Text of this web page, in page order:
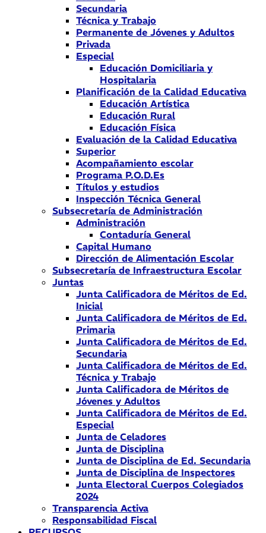
Secundaria
Técnica y Trabajo
Permanente de Jóvenes y Adultos
Privada
Especial
Educación Domiciliaria y
Hospitalaria
Planificación de la Calidad Educativa
Educación Artística
Educación Rural
Educación Física
Evaluación de la Calidad Educativa
Superior
Acompañamiento escolar
Programa P.O.D.Es
Títulos y estudios
Inspección Técnica General
Subsecretaría de Administración
Administración
Contaduría General
Capital Humano
Dirección de Alimentación Escolar
Subsecretaría de Infraestructura Escolar
Juntas
Junta Calificadora de Méritos de Ed.
Inicial
Junta Calificadora de Méritos de Ed.
Primaria
Junta Calificadora de Méritos de Ed.
Secundaria
Junta Calificadora de Méritos de Ed.
Técnica y Trabajo
Junta Calificadora de Méritos de
Jóvenes y Adultos
Junta Calificadora de Méritos de Ed.
Especial
Junta de Celadores
Junta de Disciplina
Junta de Disciplina de Ed. Secundaria
Junta de Disciplina de Inspectores
Junta Electoral Cuerpos Colegiados
2024
Transparencia Activa
Responsabilidad Fiscal